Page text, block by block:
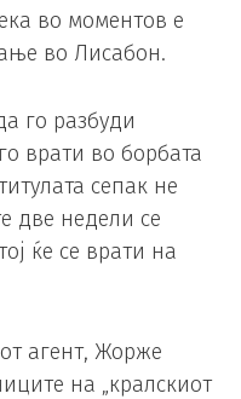
во моментов е
во Лисабон.
го разбуди
врати во борбата
сепак не
две недели се
ќе се врати на
агент, Жорже
на „кралскиот